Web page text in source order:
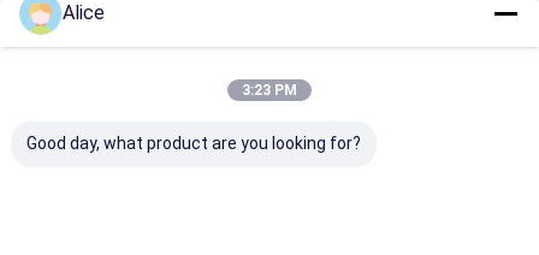
推薦されたプロダクト
Alice
3:23 PM
Good day, what product are you looking for?